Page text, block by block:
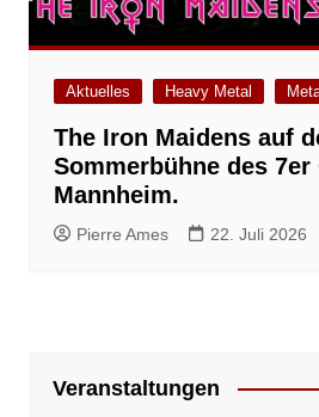
Aktuelles Heavy Metal
The Iron Maidens auf
Sommerbühne des 7er
Mannheim.
Pierre Ames 22. Juli 2026
Veranstaltungen